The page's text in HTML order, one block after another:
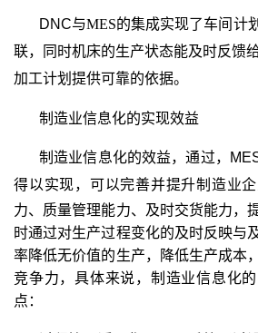
DNC与MES的集成实现了车间计
联，同时机床的生产状态能及时反馈
加工计划提供可靠的依据。
制造业信息化的实现效益
制造业信息化的效益，通过，
得以实现，可以完善并提升制造业
力、质量管理能力、及时交货能力，
时通过对生产过程变化的及时反映与
率降低无价值的生产，降低生产成本
竞争力，具体来说，制造业信息化
点：